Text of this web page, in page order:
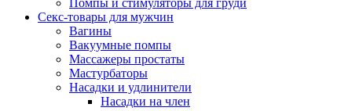
Помпы и стимуляторы для груди
Секс-товары для мужчин
Вагины
Вакуумные помпы
Массажеры простаты
Мастурбаторы
Насадки и удлинители
Насадки на член